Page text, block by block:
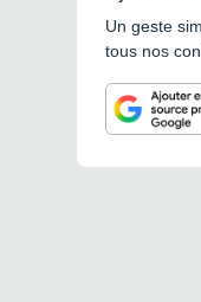
Un geste
tous nos